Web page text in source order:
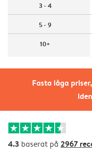
Fasta låga
3 - 4
5 - 9
10+
4.3 baserat på 2967